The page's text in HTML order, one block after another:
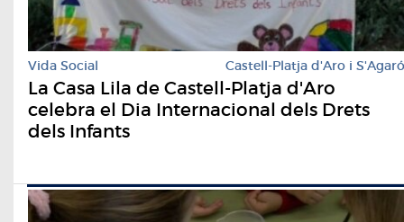
Vida Social Castell-Platja d'Aro i S'Agaró
La Casa Lila de Castell-Platja d'Aro
celebra el Dia Internacional dels Drets
dels Infants